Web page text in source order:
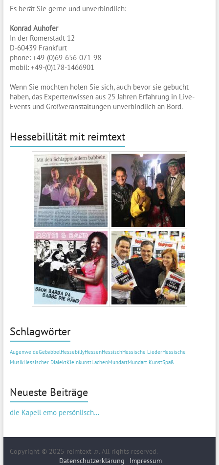
Es berät Sie gerne und unverbindlich:
Konrad Auhofer
In der Römerstadt 12
D-60439 Frankfurt
phone: +49-(0)69-656-071-98
mobil: +49-(0)178-1466901
Wenn Sie möchten holen Sie sich, auch bevor sie gebucht
haben, das Expertenwissen aus 25 Jahren Erfahrung in Live-
Events und Großveranstaltungen unverbindlich an Bord.
Hessebillität mit reimtext
Schlagwörter
AugenweideGebabbelHessebillyHessenHessischHessische LiederHessische
MusikHessischer DialektKleinkunstLachenMundartMundart KunstSpaß
Neueste Beiträge
die Kapell emo persönlisch…
Copyright © 2025 reimtext ♫. All rights reserved.
Datenschutzerklärung
Impressum